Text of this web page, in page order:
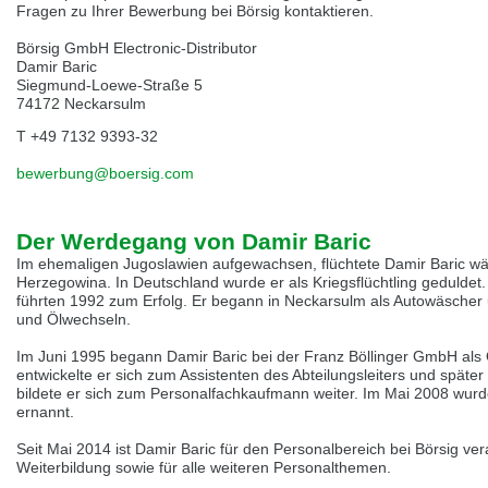
selected one. This website is also available in German. Would you like to
Switch to German version
Wir haben erkannt, dass ihr Browser eine andere Sprache als die derzeit
angezeigte bevorzugt. Diese Webseite ist auch auf Deutsch verfügbar.
Möchten Sie zur Deutschen Version wechseln?
Zur deutschen Version wechseln
selected one. This website is also available in Czech. Would you like to
switch to the Czech version?
Switch to Czech version Stay on this version
Zdá se, že Váš prohlížeč je v jiném jazyce, než jaký je momentálně používán.
Tato stránka je k dispozici i v češtině. Chcete přepnout na českou verzi?
Přepnout na českou verzi Zůstaňte v této verzi
Váš prohlížeč se zdá být v jiném jazyce, než je právě používaný jazyk. Tato
stránka je také k dispozici v němčině. Přejete si přejít na německou verzi?
Fragen zu Ihrer Bewerbung bei Börsig kontaktieren.
Börsig GmbH Electronic-Distributor
Damir Baric
Siegmund-Loewe-Straße 5
74172 Neckarsulm
T +49 7132 9393-32
bewerbung@boersig.com
Der Werdegang von Damir Baric
Im ehemaligen Jugoslawien aufgewachsen, flüchtete Damir Baric
Herzegowina. In Deutschland wurde er als Kriegsflüchtling
führten 1992 zum Erfolg. Er begann in Neckarsulm als
und Ölwechseln.
Im Juni 1995 begann Damir Baric bei der Franz Böllinger GmbH
entwickelte er sich zum Assistenten des Abteilungsleiters und
bildete er sich zum Personalfachkaufmann weiter. Im Mai 2008
ernannt.
Seit Mai 2014 ist Damir Baric für den Personalbereich bei Börsig
Weiterbildung sowie für alle weiteren Personalthemen.